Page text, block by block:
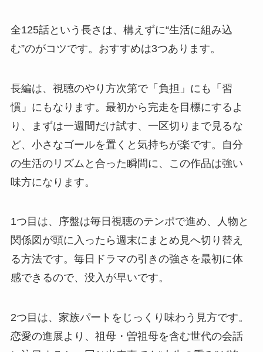
全125話という長さは、構えずに“生活に組み込
む”のがコツです。おすすめは3つあります。
長編は、視聴のやり方次第で「負担」にも「習
慣」にもなります。最初から完走を目標にするよ
り、まずは一週間だけ試す、一区切りまで見るな
ど、小さなゴールを置くと気持ちが楽です。自分
の生活のリズムと合った瞬間に、この作品は強い
味方になります。
1つ目は、序盤は毎日視聴のテンポで進め、人物と
関係図が頭に入ったら週末にまとめ見へ切り替え
る方法です。毎日ドラマの引きの強さを最初に体
感できるので、没入が早いです。
2つ目は、家族パートをじっくり味わう見方です。
恋愛の進展より、祖母・曽祖母を含む世代の会話